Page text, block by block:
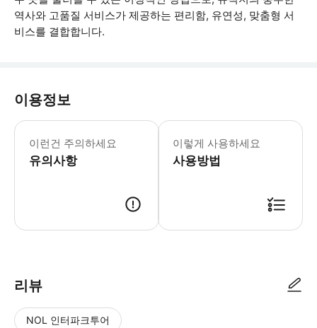
역사와 고품질 서비스가 제공하는 편리함, 유연성, 맞춤형 서
비스를 결합합니다.
이용정보
이런건 주의하세요
유의사항
겨울철에는 산 로렌소 데 엘 에스코리
이렇게 사용하세요
사용방법
리뷰
NOL 인터파크투어